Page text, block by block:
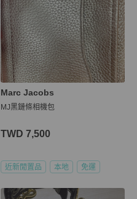
Marc Jacobs
MJ黑鏈條相機包
TWD 7,500
近新閒置品 本地 免運